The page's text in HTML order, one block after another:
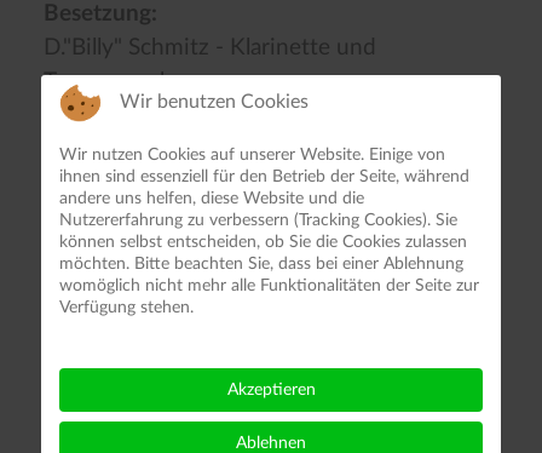
Besetzung:
D."Billy" Schmitz - Klarinette und
Tenorsaxophon,
Jurik Hösel - Piano,
Uwe Ströfer - Gitarre
Hubertus Böhm - Trompete / Gesang,
E. "Amsel" Meyerdirks –Schlagzeug
Jochen Sakel - Bass
Uwe Stiegler - Posaune.
Jochen Sakel
Bahnhofstraße 10
Wir benutzen Cookies
Wir nutzen Cookies auf unserer Website. Einige von
ihnen sind essenziell für den Betrieb der Seite, während
andere uns helfen, diese Website und die
Nutzererfahrung zu verbessern (Tracking Cookies). Sie
können selbst entscheiden, ob Sie die Cookies zulassen
möchten. Bitte beachten Sie, dass bei einer Ablehnung
womöglich nicht mehr alle Funktionalitäten der Seite zur
Verfügung stehen.
Akzeptieren
Ablehnen